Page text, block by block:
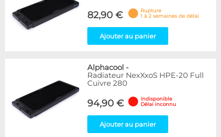
82,90 €
Rupture
1 à 2 semaines de délai
Ajouter au panier
Alphacool -
Radiateur NexXxoS HPE-20 Full
Cuivre 280
94,90 €
Indisponible
Délai inconnu
Ajouter au panier